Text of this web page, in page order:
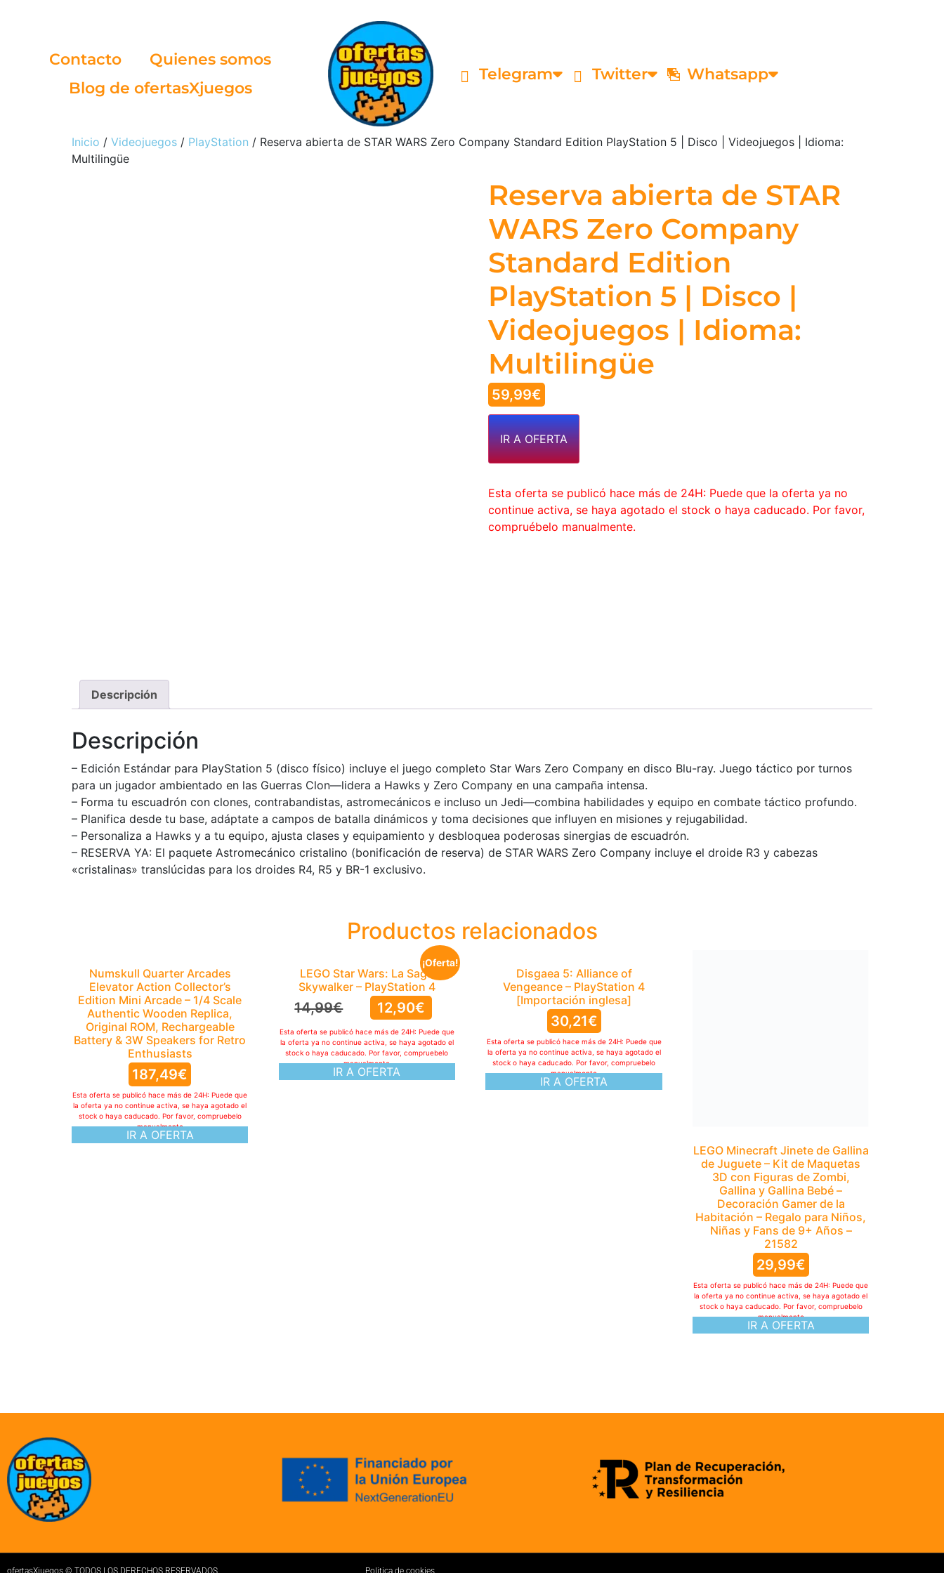
Contacto
Quienes somos
Blog de ofertasXjuegos
Telegram Twitter Whatsapp
Inicio / Videojuegos / PlayStation / Reserva abierta de STAR WARS Zero Company Standard Edition PlayStation 5 | Disco | Videojuegos | Idioma:
Multilingüe
Reserva abierta de STAR
WARS Zero Company
Standard Edition
PlayStation 5 | Disco |
Videojuegos | Idioma:
Multilingüe
59,99€
IR A OFERTA
Esta oferta se publicó hace más de 24H: Puede que la oferta ya no
continue activa, se haya agotado el stock o haya caducado. Por favor,
compruébelo manualmente.
Descripción
Descripción
– Edición Estándar para PlayStation 5 (disco físico) incluye el juego completo Star Wars Zero Company en disco Blu-ray. Juego táctico por turnos
para un jugador ambientado en las Guerras Clon—lidera a Hawks y Zero Company en una campaña intensa.
– Forma tu escuadrón con clones, contrabandistas, astromecánicos e incluso un Jedi—combina habilidades y equipo en combate táctico profundo.
– Planifica desde tu base, adáptate a campos de batalla dinámicos y toma decisiones que influyen en misiones y rejugabilidad.
– Personaliza a Hawks y a tu equipo, ajusta clases y equipamiento y desbloquea poderosas sinergias de escuadrón.
– RESERVA YA: El paquete Astromecánico cristalino (bonificación de reserva) de STAR WARS Zero Company incluye el droide R3 y cabezas
«cristalinas» translúcidas para los droides R4, R5 y BR-1 exclusivo.
Productos relacionados
Numskull Quarter Arcades
Elevator Action Collector’s
Edition Mini Arcade – 1/4 Scale
Authentic Wooden Replica,
Original ROM, Rechargeable
Battery & 3W Speakers for Retro
Enthusiasts
187,49€
IR A OFERTA
Esta oferta se publicó hace más de 24H: Puede que
la oferta ya no continue activa, se haya agotado el
stock o haya caducado. Por favor, compruebelo
manualmente
¡Oferta!
LEGO Star Wars: La Saga
Skywalker – PlayStation 4
14,99€ 12,90€
IR A OFERTA
Esta oferta se publicó hace más de 24H: Puede que
la oferta ya no continue activa, se haya agotado el
stock o haya caducado. Por favor, compruebelo
manualmente
Disgaea 5: Alliance of
Vengeance – PlayStation 4
[Importación inglesa]
30,21€
IR A OFERTA
Esta oferta se publicó hace más de 24H: Puede que
la oferta ya no continue activa, se haya agotado el
stock o haya caducado. Por favor, compruebelo
manualmente
IR A OFERTA